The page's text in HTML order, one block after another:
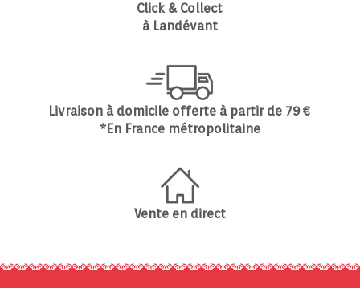
Click & Collect
à Landévant
Livraison à domicile offerte à partir de 79 €
*En France métropolitaine
Vente en direct